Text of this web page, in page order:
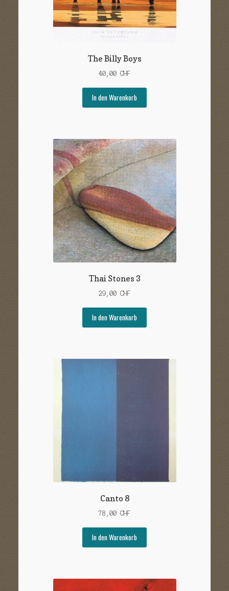
The Billy Boys
40,00 CHF
In den Warenkorb
Thai Stones 3
29,00 CHF
In den Warenkorb
Canto 8
78,00 CHF
In den Warenkorb